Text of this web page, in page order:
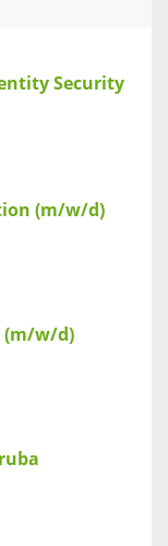
Security
(m/w/d)
(m/w/d)